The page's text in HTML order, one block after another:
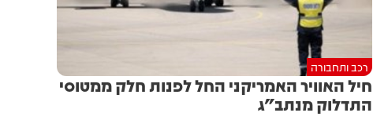
רכב ותחבורה
חיל האוויר האמריקני החל לפנות חלק ממטוסי
התדלוק מנתב"ג